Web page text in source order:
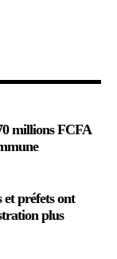
millions FCFA
préfets ont
plus